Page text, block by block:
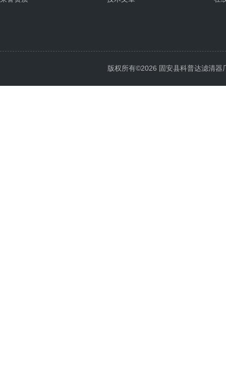
版权所有©2026 固安县科普达滤清